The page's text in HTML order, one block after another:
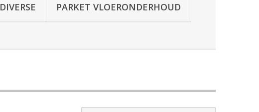
DIVERSE PARKET VLOERONDERHOUD